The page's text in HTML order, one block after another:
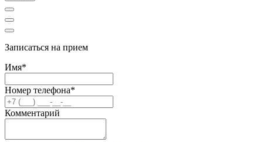
Записаться на прием
Имя*
Номер телефона*
Комментарий